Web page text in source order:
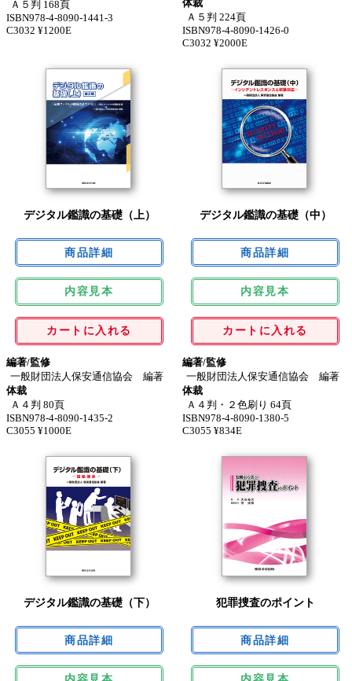
Ａ５判 168頁
ISBN978-4-8090-1441-3
C3032 ¥1200E
体裁
Ａ５判 224頁
ISBN978-4-8090-1426-0
C3032 ¥2000E
デジタル鑑識の基礎（上）
内容見本
カートに入れる
編著/監修
一般財団法人保安通信協会 編著
体裁
Ａ４判 80頁
ISBN978-4-8090-1435-2
C3055 ¥1000E
デジタル鑑識の基礎（中）
内容見本
カートに入れる
編著/監修
一般財団法人保安通信協会 編著
体裁
Ａ４判・２色刷り 64頁
ISBN978-4-8090-1380-5
C3055 ¥834E
デジタル鑑識の基礎（下） 犯罪捜査のポイント